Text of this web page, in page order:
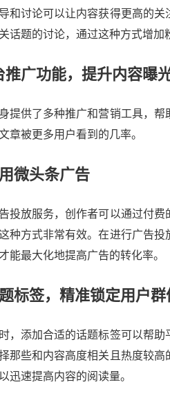
和讨论可以让内容获得更高的
话题的讨论，通过这种方式增加
推广功能，提升内容曝
提供了多种推广和营销工具，
章被更多用户看到的几率。
微头条广告
投放服务，创作者可以通过付
种方式非常有效。在进行广告
能最大化地提高广告的转化率。
标签，精准锁定用户群
，添加合适的话题标签可以帮
那些和内容高度相关且热度较
迅速提高内容的阅读量。